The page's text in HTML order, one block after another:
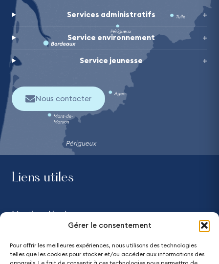
Gérer le consentement
Pour offrir les meilleures expériences, nous utilisons des technologies
telles que les cookies pour stocker et/ou accéder aux informations des
Services administratifs
Service environnement
Service jeunesse
Nous contacter
Liens utiles
Mentions légales
Accessibilité - partiellement conforme